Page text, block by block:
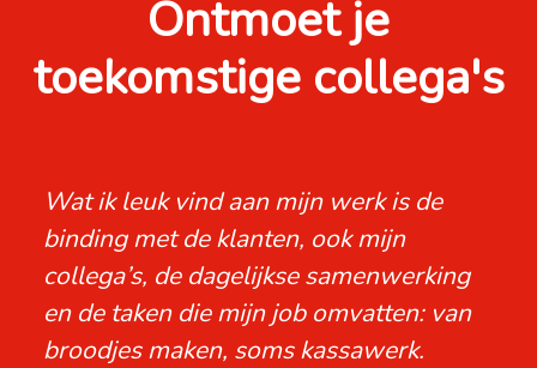
Ontmoet je
toekomstige collega's
Wat ik leuk vind aan mijn werk is de
binding met de klanten, ook mijn
collega’s, de dagelijkse samenwerking
en de taken die mijn job omvatten: van
broodjes maken, soms kassawerk.